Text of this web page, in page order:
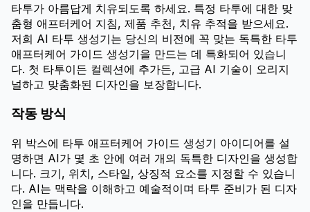
타투가 아름답게 치유되도록 하세요. 특정 타투에 대한 맞
춤형 애프터케어 지침, 제품 추천, 치유 추적을 받으세요.
저희 AI 타투 생성기는 당신의 비전에 꼭 맞는 독특한 타투
애프터케어 가이드 생성기을 만드는 데 특화되어 있습니
다. 첫 타투이든 컬렉션에 추가든, 고급 AI 기술이 오리지
널하고 맞춤화된 디자인을 보장합니다.
작동 방식
위 박스에 타투 애프터케어 가이드 생성기 아이디어를 설
명하면 AI가 몇 초 안에 여러 개의 독특한 디자인을 생성합
니다. 크기, 위치, 스타일, 상징적 요소를 지정할 수 있습니
다. AI는 맥락을 이해하고 예술적이며 타투 준비가 된 디자
인을 만듭니다.